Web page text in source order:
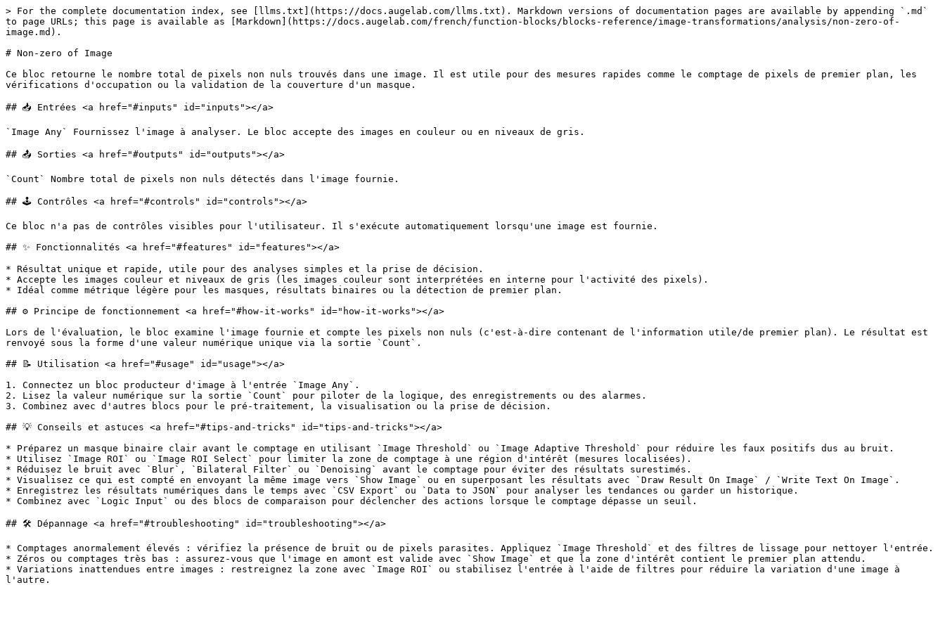
> For the complete documentation index, see [llms.txt](https://docs.augelab.com/llms.txt). Markdown versions of documentation pages are available by appending `.md`
to page URLs; this page is available as [Markdown](https://docs.augelab.com/french/function-blocks/blocks-reference/image-transformations/analysis/non-zero-of-
image.md).
# Non-zero of Image
Ce bloc retourne le nombre total de pixels non nuls trouvés dans une image. Il est utile pour des mesures rapides comme le comptage de pixels de premier plan, les
vérifications d'occupation ou la validation de la couverture d'un masque.
## 📥 Entrées <a href="#inputs" id="inputs"></a>
`Image Any` Fournissez l'image à analyser. Le bloc accepte des images en couleur ou en niveaux de gris.
## 📤 Sorties <a href="#outputs" id="outputs"></a>
`Count` Nombre total de pixels non nuls détectés dans l'image fournie.
## 🕹️ Contrôles <a href="#controls" id="controls"></a>
Ce bloc n'a pas de contrôles visibles pour l'utilisateur. Il s'exécute automatiquement lorsqu'une image est fournie.
## ✨ Fonctionnalités <a href="#features" id="features"></a>
* Résultat unique et rapide, utile pour des analyses simples et la prise de décision.
* Accepte les images couleur et niveaux de gris (les images couleur sont interprétées en interne pour l'activité des pixels).
* Idéal comme métrique légère pour les masques, résultats binaires ou la détection de premier plan.
## ⚙️ Principe de fonctionnement <a href="#how-it-works" id="how-it-works"></a>
Lors de l'évaluation, le bloc examine l'image fournie et compte les pixels non nuls (c'est‑à‑dire contenant de l'information utile/de premier plan). Le résultat est
renvoyé sous la forme d'une valeur numérique unique via la sortie `Count`.
## 📝 Utilisation <a href="#usage" id="usage"></a>
1. Connectez un bloc producteur d'image à l'entrée `Image Any`.
2. Lisez la valeur numérique sur la sortie `Count` pour piloter de la logique, des enregistrements ou des alarmes.
3. Combinez avec d'autres blocs pour le pré‑traitement, la visualisation ou la prise de décision.
## 💡 Conseils et astuces <a href="#tips-and-tricks" id="tips-and-tricks"></a>
* Préparez un masque binaire clair avant le comptage en utilisant `Image Threshold` ou `Image Adaptive Threshold` pour réduire les faux positifs dus au bruit.
* Utilisez `Image ROI` ou `Image ROI Select` pour limiter la zone de comptage à une région d'intérêt (mesures localisées).
* Réduisez le bruit avec `Blur`, `Bilateral Filter` ou `Denoising` avant le comptage pour éviter des résultats surestimés.
* Visualisez ce qui est compté en envoyant la même image vers `Show Image` ou en superposant les résultats avec `Draw Result On Image` / `Write Text On Image`.
* Enregistrez les résultats numériques dans le temps avec `CSV Export` ou `Data to JSON` pour analyser les tendances ou garder un historique.
* Combinez avec `Logic Input` ou des blocs de comparaison pour déclencher des actions lorsque le comptage dépasse un seuil.
## 🛠️ Dépannage <a href="#troubleshooting" id="troubleshooting"></a>
* Comptages anormalement élevés : vérifiez la présence de bruit ou de pixels parasites. Appliquez `Image Threshold` et des filtres de lissage pour nettoyer l'entrée.
* Zéros ou comptages très bas : assurez‑vous que l'image en amont est valide avec `Show Image` et que la zone d'intérêt contient le premier plan attendu.
* Variations inattendues entre images : restreignez la zone avec `Image ROI` ou stabilisez l'entrée à l'aide de filtres pour réduire la variation d'une image à